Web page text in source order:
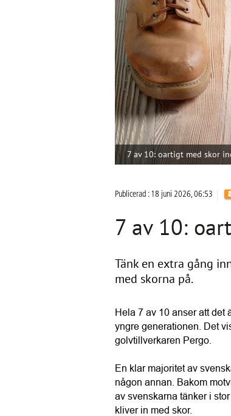
7 av 10: oartigt med skor
Publicerad : 18 juni 2026, 06:53
7 av 10:
Tänk en extra gång
med skorna på.
Hela 7 av 10 anser att det
yngre generationen. Det
golvtillverkaren Pergo.
En klar majoritet av
någon annan. Bakom
av svenskarna tänker i
kliver in med skor.